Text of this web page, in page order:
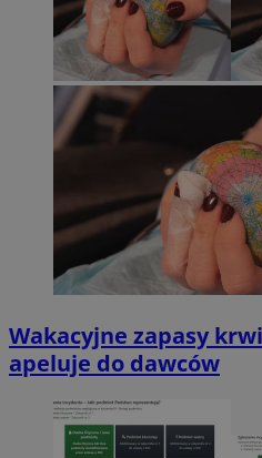
Wakacyjne zapasy
apeluje do dawców